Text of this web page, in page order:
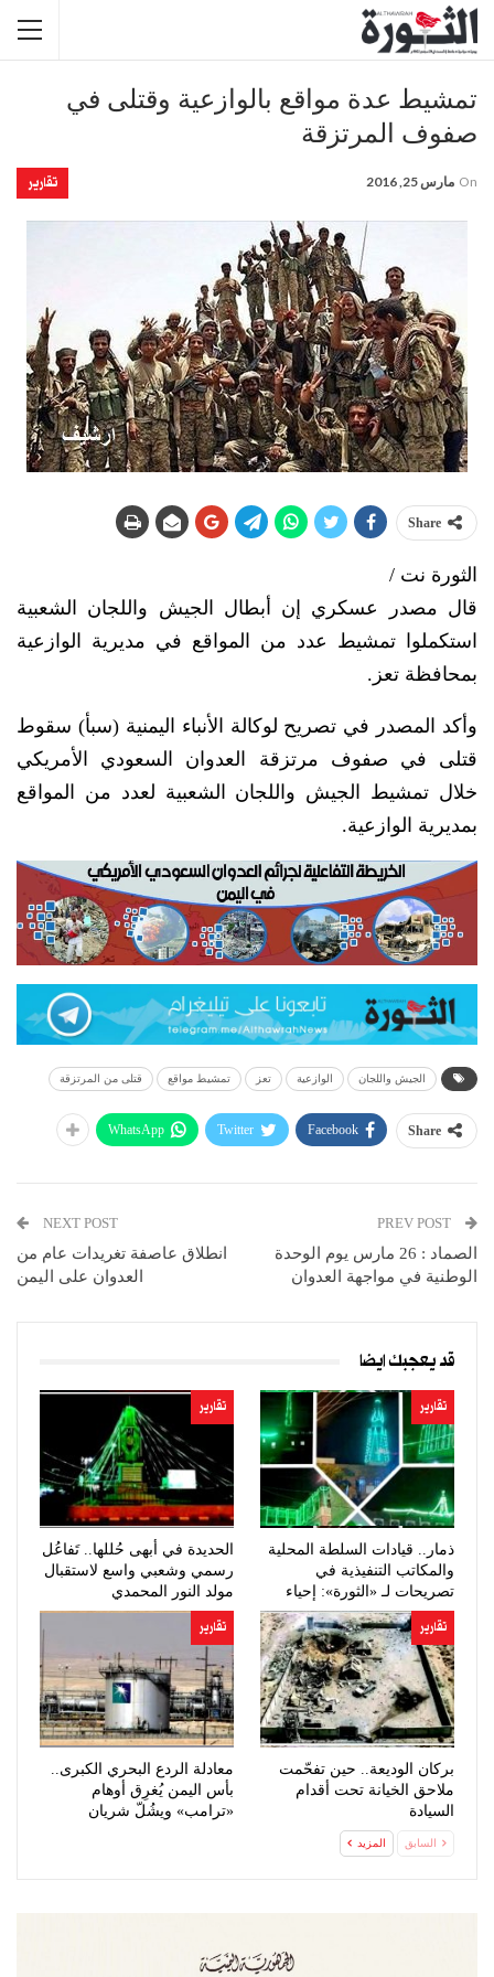
تمشيط عدة مواقع بالوازعية وقتلى في
صفوف المرتزقة
تقارير On مارس 25, 2016
Share
الثورة نت /
قال مصدر عسكري إن أبطال الجيش واللجان الشعبية
استكملوا تمشيط عدد من المواقع في مديرية الوازعية
بمحافظة تعز.
وأكد المصدر في تصريح لوكالة الأنباء اليمنية (سبأ) سقوط
قتلى في صفوف مرتزقة العدوان السعودي الأمريكي
خلال تمشيط الجيش واللجان الشعبية لعدد من المواقع
بمديرية الوازعية.
الجيش واللجان الوازعية تعز تمشيط مواقع قتلى من المرتزقة
Share
Facebook
Twitter
WhatsApp
الصماد : 26 مارس يوم الوحدة
الوطنية في مواجهة العدوان
NEXT POST
انطلاق عاصفة تغريدات عام من
العدوان على اليمن
قد يعجبك ايضا
تقارير
ذمار.. قيادات السلطة المحلية
والمكاتب التنفيذية في
تصريحات لـ «الثورة»: إحياء
ذكرى…
تقارير
الحديدة في أبهى حُللها.. تَفاعُل
رسمي وشعبي واسع لاستقبال
مولد النور المحمدي
تقارير
بركان الوديعة.. حين تفحّمت
ملاحق الخيانة تحت أقدام
السيادة
تقارير
معادلة الردع البحري الكبرى..
بأس اليمن يُغرِق أوهام
«ترامب» ويشُلّ شريان
السابق المزيد